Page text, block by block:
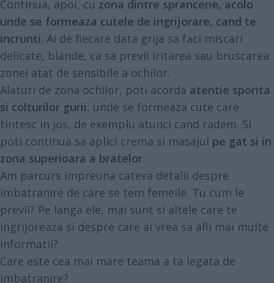
Continua, apoi, cu zona dintre sprancene, acolo
unde se formeaza cutele de ingrijorare, cand te
incrunti. Ai de fiecare data grija sa faci miscari
delicate, blande, ca sa previi iritarea sau bruscarea
zonei atat de sensibile a ochilor.
Alaturi de zona ochilor, poti acorda atentie sporita
si colturilor gurii, unde se formeaza cute care
tintesc in jos, de exemplu atunci cand radem. Si
poti continua sa aplici crema si masajul pe gat si in
zona superioara a bratelor.
Am parcurs impreuna cateva detalii despre
imbatranire de care se tem femeile. Tu cum le
previi? Pe langa ele, mai sunt si altele care te
ingrijoreaza si despre care ai vrea sa afli mai multe
informatii?
Care este cea mai mare teama a ta legata de
imbatranire?